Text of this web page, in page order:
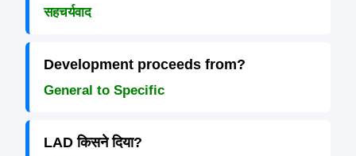
सहचर्यवाद
Development proceeds from?
General to Specific
LAD किसने दिया?